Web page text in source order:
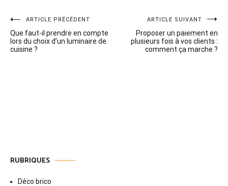
Navigation
de
ARTICLE PRÉCÉDENT
Que faut-il prendre en compte
lors du choix d’un luminaire de
cuisine ?
ARTICLE SUIVANT
Proposer un paiement en
plusieurs fois à vos clients :
comment ça marche ?
RUBRIQUES
Déco brico